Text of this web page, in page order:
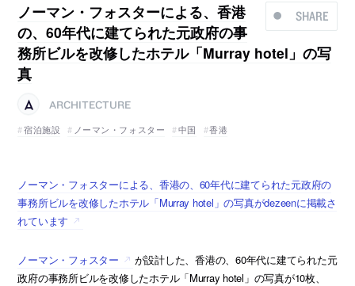
SHARE
ノーマン・フォスターによる、香港
の、60年代に建てられた元政府の事
務所ビルを改修したホテル「Murray hotel」の写
真
ARCHITECTURE
宿泊施設
ノーマン・フォスター 中国 香港
ノーマン・フォスターによる、香港の、60年代に建てられた元政府の
事務所ビルを改修したホテル「Murray hotel」の写真がdezeenに掲載さ
れています
ノーマン・フォスター
が設計した、香港の、60年代に建てられた元
政府の事務所ビルを改修したホテル「Murray hotel」の写真が10枚、